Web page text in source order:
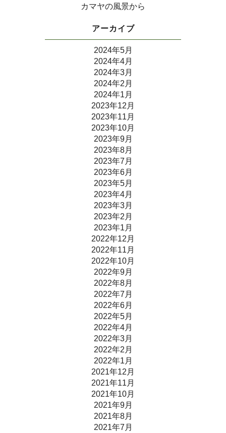
カマヤの風景から
アーカイブ
2024年5月
2024年4月
2024年3月
2024年2月
2024年1月
2023年12月
2023年11月
2023年10月
2023年9月
2023年8月
2023年7月
2023年6月
2023年5月
2023年4月
2023年3月
2023年2月
2023年1月
2022年12月
2022年11月
2022年10月
2022年9月
2022年8月
2022年7月
2022年6月
2022年5月
2022年4月
2022年3月
2022年2月
2022年1月
2021年12月
2021年11月
2021年10月
2021年9月
2021年8月
2021年7月